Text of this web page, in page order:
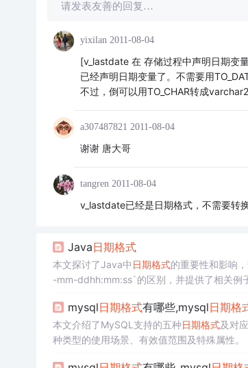
请发表友善的回复…
yixilan 2011-08-04
[v_lastdate 在 存储过程中声明日期变
已经声明日期变量了。不需要用
不过，倒可以用TO_CHAR转成
a307487821 2011-08-04
谢谢 唐大哥
tangren 2011-08-04
v_lastdate已经是日期格式，不需要转
Java日期格式
本文探讨了Java中 日期格式的重要性和影响
-mm-ddhh:mm:ss`的区别，并提供了相关例
mysql日期格式有哪些,mysql日期格
本文介绍了MySQL支持的五种日期格式及对
种类型的使用场景、有效值范围及特殊属性。